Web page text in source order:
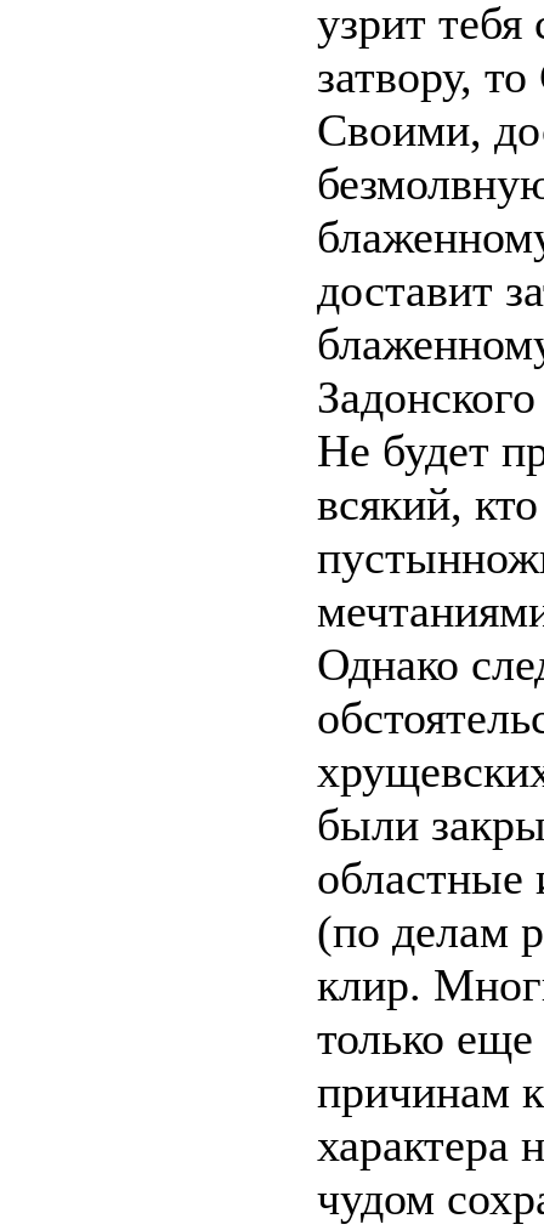
узрит
затвору,
Своими,
доставит
Не будет
всякий,
Однако
были
(по делам
клир.
только
причинам
характера
чудом